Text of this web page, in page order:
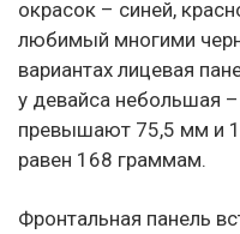
окрасок – синей,
любимый многими
вариантах лицевая
у девайса небольшая
превышают 75,5 мм и
равен 168 граммам.
Фронтальная панель